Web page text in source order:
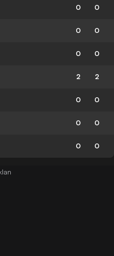
0 0
0 0
0 0
2 2
0 0
0 0
0 0